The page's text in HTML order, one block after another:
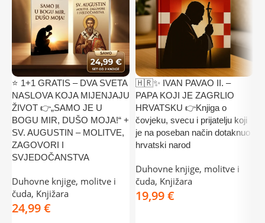
⭐ 1+1 GRATIS – DVA SVETA
NASLOVA KOJA MIJENJAJU
ŽIVOT 👉„SAMO JE U
BOGU MIR, DUŠO MOJA!“ +
SV. AUGUSTIN – MOLITVE,
ZAGOVORI I
SVJEDOČANSTVA
Duhovne knjige, molitve i
čuda, Knjižara
€
🇭🇷✨ IVAN PAVAO II. –
PAPA KOJI JE ZAGRLIO
HRVATSKU 👉Knjiga o
čovjeku, svecu i prijatelju koji
je na poseban način dotaknuo
hrvatski narod
Duhovne knjige, molitve i
čuda, Knjižara
€